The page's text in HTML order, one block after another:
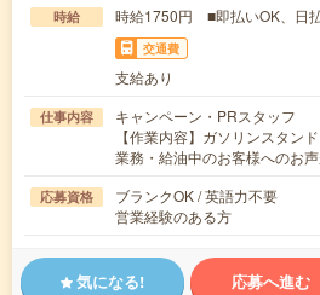
時給 時給1750円 ■即払いOK、日
交通費
支給あり
仕事内容
キャンペーン・PRスタッフ
【作業内容】ガソリンスタン
業務・給油中のお客様へのお
応募資格
ブランクOK / 英語力不要
営業経験のある方
気になる! 応募へ進む